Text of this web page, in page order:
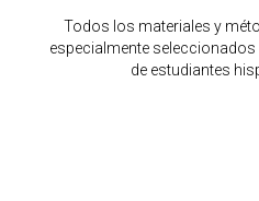
Todos los materiales y
especialmente
de estudiantes